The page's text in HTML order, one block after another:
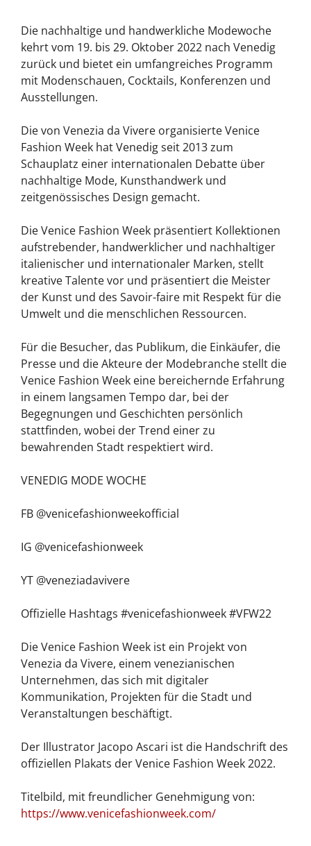
Die nachhaltige und handwerkliche Modewoche
kehrt vom 19. bis 29. Oktober 2022 nach Venedig
zurück und bietet ein umfangreiches Programm
mit Modenschauen, Cocktails, Konferenzen und
Ausstellungen.
Die von Venezia da Vivere organisierte Venice
Fashion Week hat Venedig seit 2013 zum
Schauplatz einer internationalen Debatte über
nachhaltige Mode, Kunsthandwerk und
zeitgenössisches Design gemacht.
Die Venice Fashion Week präsentiert Kollektionen
aufstrebender, handwerklicher und nachhaltiger
italienischer und internationaler Marken, stellt
kreative Talente vor und präsentiert die Meister
der Kunst und des Savoir-faire mit Respekt für die
Umwelt und die menschlichen Ressourcen.
Für die Besucher, das Publikum, die Einkäufer, die
Presse und die Akteure der Modebranche stellt die
Venice Fashion Week eine bereichernde Erfahrung
in einem langsamen Tempo dar, bei der
Begegnungen und Geschichten persönlich
stattfinden, wobei der Trend einer zu
bewahrenden Stadt respektiert wird.
VENEDIG MODE WOCHE
FB @venicefashionweekofficial
IG @venicefashionweek
YT @veneziadavivere
Offizielle Hashtags #venicefashionweek #VFW22
Die Venice Fashion Week ist ein Projekt von
Venezia da Vivere, einem venezianischen
Unternehmen, das sich mit digitaler
Kommunikation, Projekten für die Stadt und
Veranstaltungen beschäftigt.
Der Illustrator Jacopo Ascari ist die Handschrift des
offiziellen Plakats der Venice Fashion Week 2022.
Titelbild, mit freundlicher Genehmigung von:
https://www.venicefashionweek.com/